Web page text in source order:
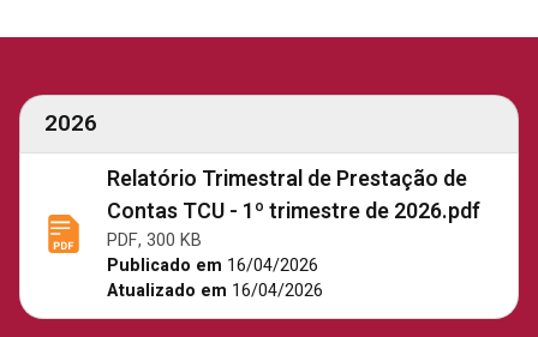
2026
Relatório Trimestral de Prestação de
Contas TCU - 1º trimestre de 2026.pdf
PDF, 300 KB
Publicado em 16/04/2026
Atualizado em 16/04/2026